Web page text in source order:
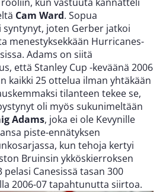
Cam Ward. Sopua
joten Gerber jatkoi
menestyksekkään Hurricanes-
Adams on siitä
että Stanley Cup -keväänä 2006
kaikki 25 ottelua ilman yhtäkään
tilanteen tekee se,
oli myös sukunimeltään
Adams, joka ei ole Kevynille
piste-ennätyksen
kun tehoja kertyi
Bruinsin ykköskierroksen
Canesissä tasan 300
2006-07 tapahtunutta siirtoa.